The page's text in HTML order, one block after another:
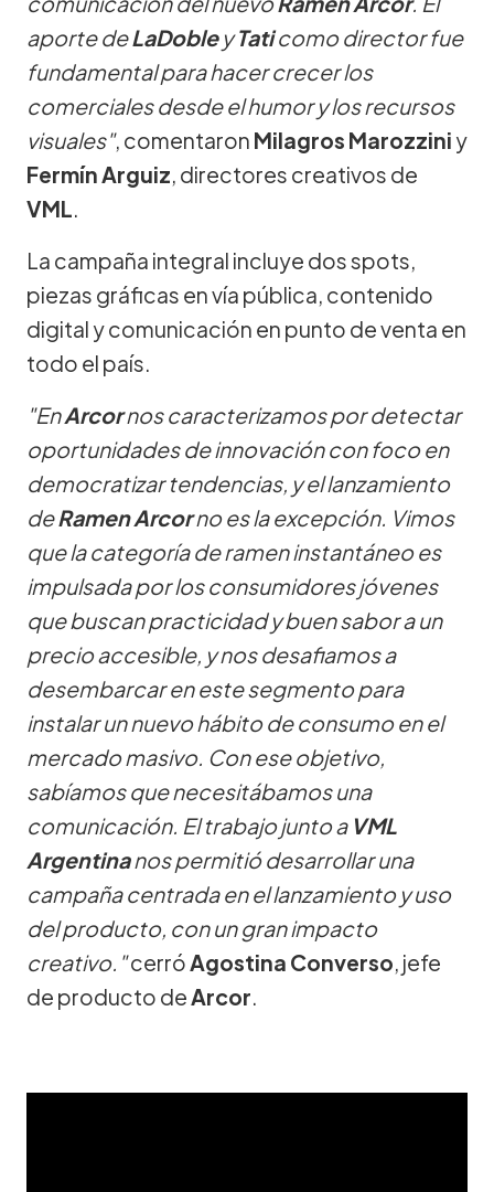
aporte deLaDobleyTaticomo director fue
fundamental para hacer crecer los
comerciales desde el humor y los recursos
visuales", comentaron Milagros Marozzini y
Fermín Arguiz, directores creativos de
VML.
La campaña integral incluye dos spots,
piezas gráficas en vía pública, contenido
digital y comunicación en punto de venta en
todo el país.
"EnArcornos caracterizamos por detectar
oportunidades de innovación con foco en
democratizar tendencias, y el lanzamiento
deRamen Arcorno es la excepción. Vimos
que la categoría de ramen instantáneo es
impulsada por los consumidores jóvenes
que buscan practicidad y buen sabor a un
precio accesible, y nos desafiamos a
desembarcar en este segmento para
instalar un nuevo hábito de consumo en el
mercado masivo. Con ese objetivo,
sabíamos que necesitábamos una
comunicación. El trabajo junto a VML
Argentinanos permitió desarrollar una
campaña centrada en el lanzamiento y uso
del producto, con un gran impacto
creativo."cerró Agostina Converso, jefe
de producto de Arcor.